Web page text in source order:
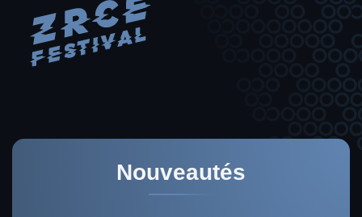
Nouveautés